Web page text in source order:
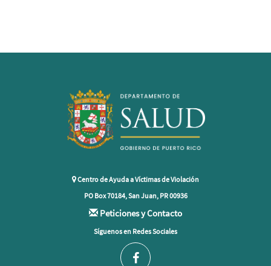
Centro de Ayuda a Víctimas de Violación
PO Box 70184, San Juan, PR 00936
Peticiones y Contacto
Síguenos en Redes Sociales